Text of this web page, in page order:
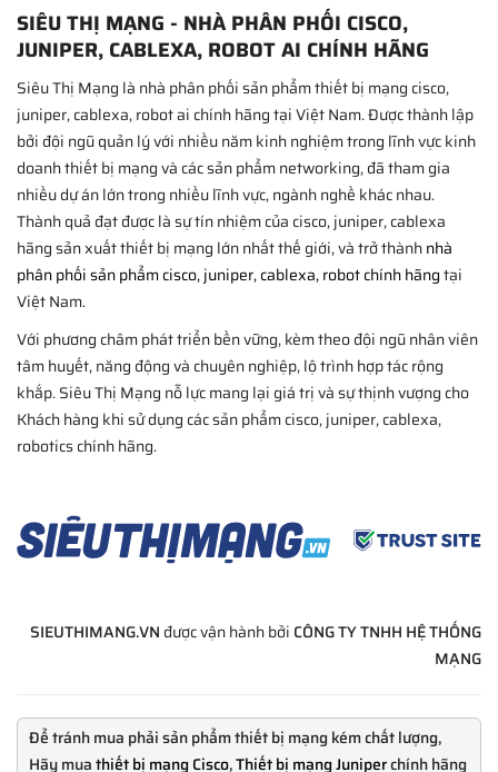
SIÊU THỊ MẠNG - NHÀ PHÂN PHỐI CISCO,
JUNIPER, CABLEXA, ROBOT AI CHÍNH HÃNG
Siêu Thị Mạng là nhà phân phối sản phẩm thiết bị mạng cisco,
juniper, cablexa, robot ai chính hãng tại Việt Nam. Được thành lập
bởi đội ngũ quản lý với nhiều năm kinh nghiệm trong lĩnh vực kinh
doanh thiết bị mạng và các sản phẩm networking, đã tham gia
nhiều dự án lớn trong nhiều lĩnh vực, ngành nghề khác nhau.
Thành quả đạt được là sự tín nhiệm của cisco, juniper, cablexa
hãng sản xuất thiết bị mạng lớn nhất thế giới, và trở thànhnhà
phân phối sản phẩm cisco, juniper, cablexa, robot chính hãngtại
Việt Nam.
Với phương châm phát triển bền vững, kèm theo đội ngũ nhân viên
tâm huyết, năng động và chuyên nghiệp, lộ trình hợp tác rộng
khắp. Siêu Thị Mạng nỗ lực mang lại giá trị và sự thịnh vượng cho
Khách hàng khi sử dụng các sản phẩm cisco, juniper, cablexa,
robotics chính hãng.
SIEUTHIMANG.VN được vận hành bởi CÔNG TY TNHH HỆ THỐNG
MẠNG
Để tránh mua phải sản phẩm thiết bị mạng kém chất lượng,
Hãy muathiết bị mạng Cisco,Thiết bị mạng Juniperchính hãng